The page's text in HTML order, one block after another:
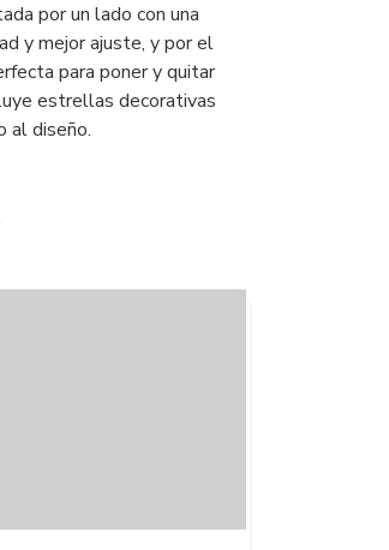
por un lado con una
y mejor ajuste, y por el
para poner y quitar
estrellas decorativas
al diseño.